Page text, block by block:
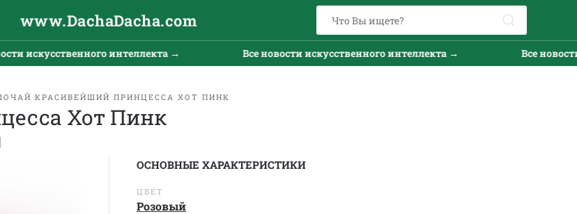
www.DachaDacha.com
искусственного интеллекта → Все новости искусственного интеллекта → Все
КРАСИВЕЙШИЙ ПРИНЦЕССА ХОТ ПИНК
Хот Пинк
ОСНОВНЫЕ ХАРАКТЕРИСТИКИ
ЦВЕТ
Розовый